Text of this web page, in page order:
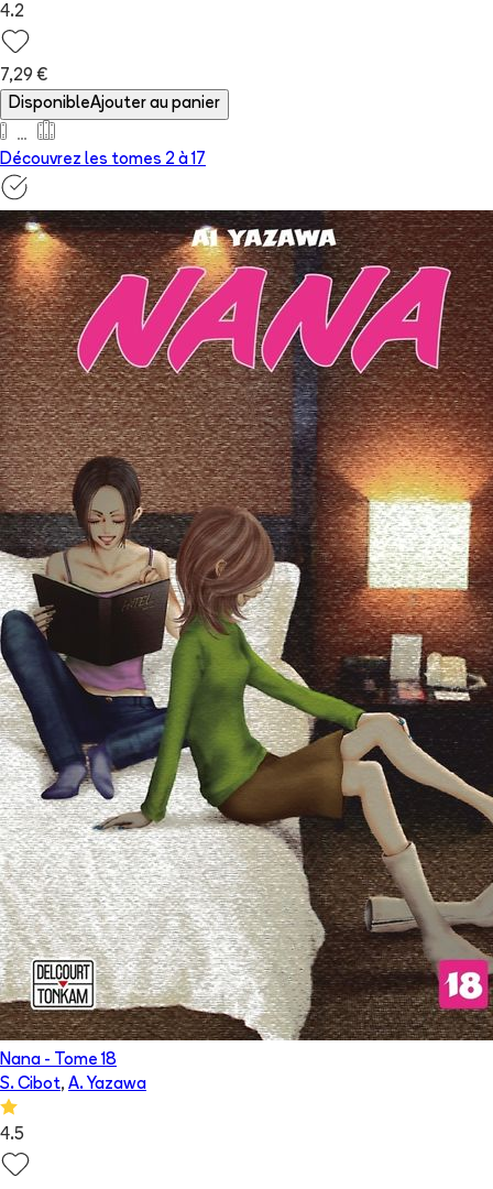
4.2
7,29 €
DisponibleAjouter au panier
Découvrez les tomes 2 à17
Nana - Tome18
S. Cibot, A. Yazawa
4.5